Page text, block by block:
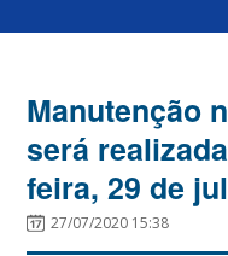
Manutenção
será
feira, 29 de
27/07/2020 15:38